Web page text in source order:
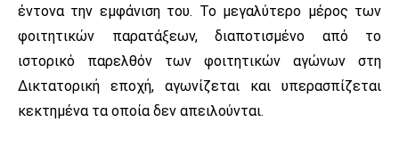
έντονα την εμφάνιση του. Το μεγαλύτερο μέρος των
φοιτητικών παρατάξεων, διαποτισμένο από το
ιστορικό παρελθόν των φοιτητικών αγώνων στη
Δικτατορική εποχή, αγωνίζεται και υπερασπίζεται
κεκτημένα τα οποία δεν απειλούνται.